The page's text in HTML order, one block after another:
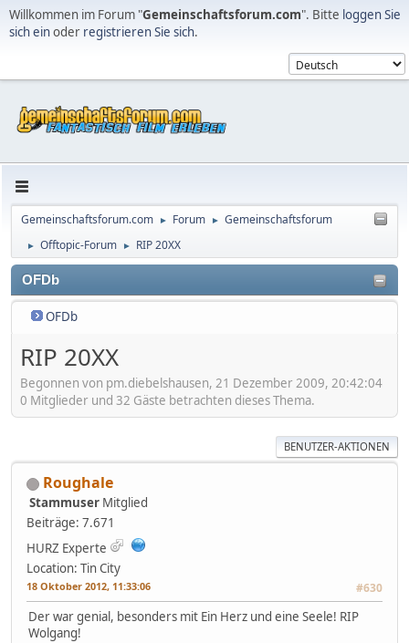
Willkommen im Forum "Gemeinschaftsforum.com". Bitte loggen Sie
sich einoder registrieren Sie sich.
Gemeinschaftsforum.com ► Forum ► Gemeinschaftsforum
► Offtopic-Forum ► RIP 20XX
OFDb
OFDb
RIP 20XX
Begonnen von pm.diebelshausen, 21 Dezember 2009, 20:42:04
0 Mitglieder und 32 Gäste betrachten dieses Thema.
BENUTZER-AKTIONEN
Roughale
Stammuser Mitglied
Beiträge: 7.671
HURZ Experte
Location: Tin City
18 Oktober 2012, 11:33:06 #630
Der war genial, besonders mit Ein Herz und eine Seele! RIP
Wolgang!